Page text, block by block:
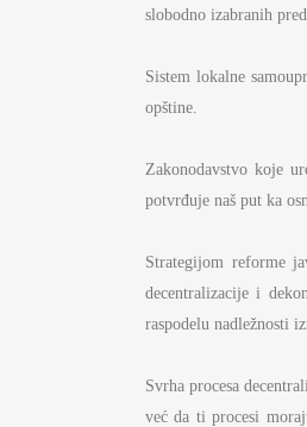
slobodno izabranih
Sistem lokalne
opštine.
Zakonodavstvo koje
potvrđuje naš put ka
Strategijom reforme
decentralizacije i
raspodelu nadležnosti
Svrha procesa
već da ti procesi